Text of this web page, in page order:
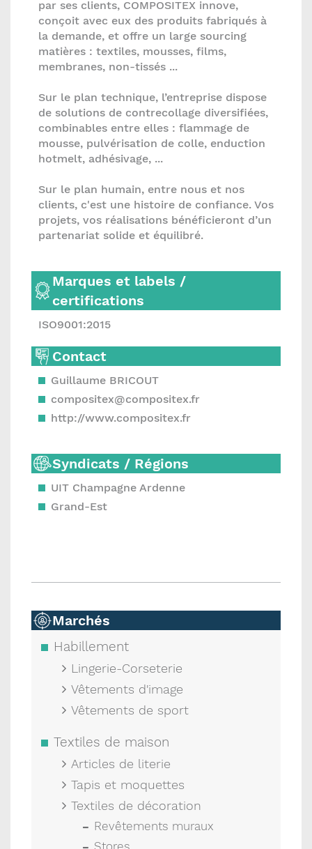
par ses clients, COMPOSITEX innove,
conçoit avec eux des produits fabriqués à
la demande, et offre un large sourcing
matières : textiles, mousses, films,
membranes, non-tissés ...
Sur le plan technique, l’entreprise dispose
de solutions de contrecollage diversifiées,
combinables entre elles : flammage de
mousse, pulvérisation de colle, enduction
hotmelt, adhésivage, ...
Sur le plan humain, entre nous et nos
clients, c'est une histoire de confiance. Vos
projets, vos réalisations bénéficieront d’un
partenariat solide et équilibré.
Marques et labels /
certifications
ISO9001:2015
Contact
Guillaume BRICOUT
compositex@compositex.fr
http://www.compositex.fr
Syndicats / Régions
UIT Champagne Ardenne
Grand-Est
Marchés
Habillement
Lingerie-Corseterie
Vêtements d'image
Vêtements de sport
Textiles de maison
Articles de literie
Tapis et moquettes
Textiles de décoration
Revêtements muraux
Stores